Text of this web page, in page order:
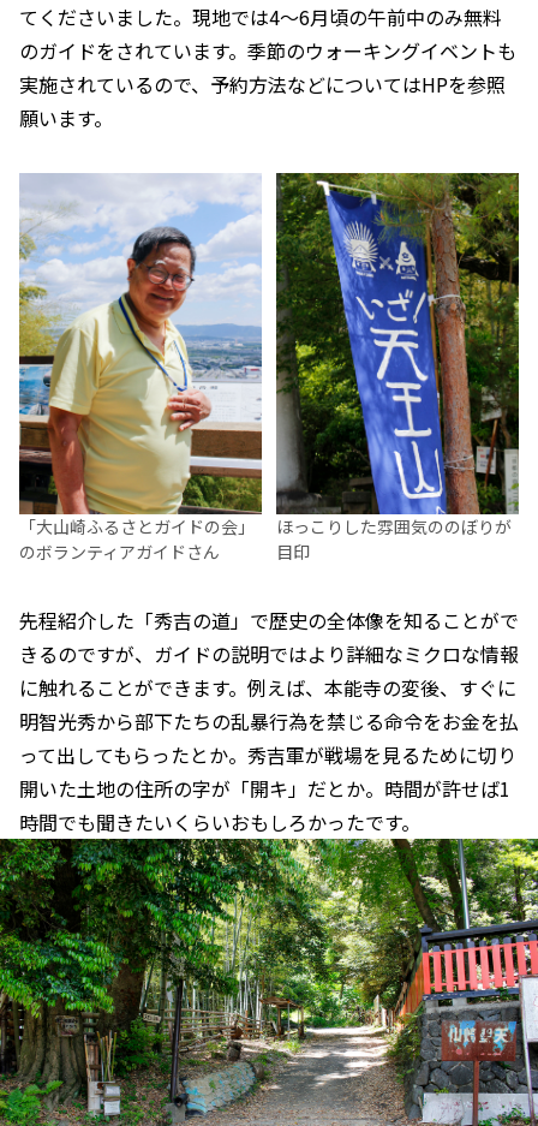
てくださいました。現地では4〜6月頃の午前中のみ無料
のガイドをされています。季節のウォーキングイベントも
実施されているので、予約方法などについてはHPを参照
願います。
「大山崎ふるさとガイドの会」
のボランティアガイドさん
ほっこりした雰囲気ののぼりが
目印
先程紹介した「秀吉の道」で歴史の全体像を知ることがで
きるのですが、ガイドの説明ではより詳細なミクロな情報
に触れることができます。例えば、本能寺の変後、すぐに
明智光秀から部下たちの乱暴行為を禁じる命令をお金を払
って出してもらったとか。秀吉軍が戦場を見るために切り
開いた土地の住所の字が「開キ」だとか。時間が許せば1
時間でも聞きたいくらいおもしろかったです。